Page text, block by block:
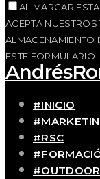
AL MARCAR
ACEPTA
ALMACENAMIENTO
ESTE FORMULARIO.
#INICIO
#RSC
#OUTDOOR